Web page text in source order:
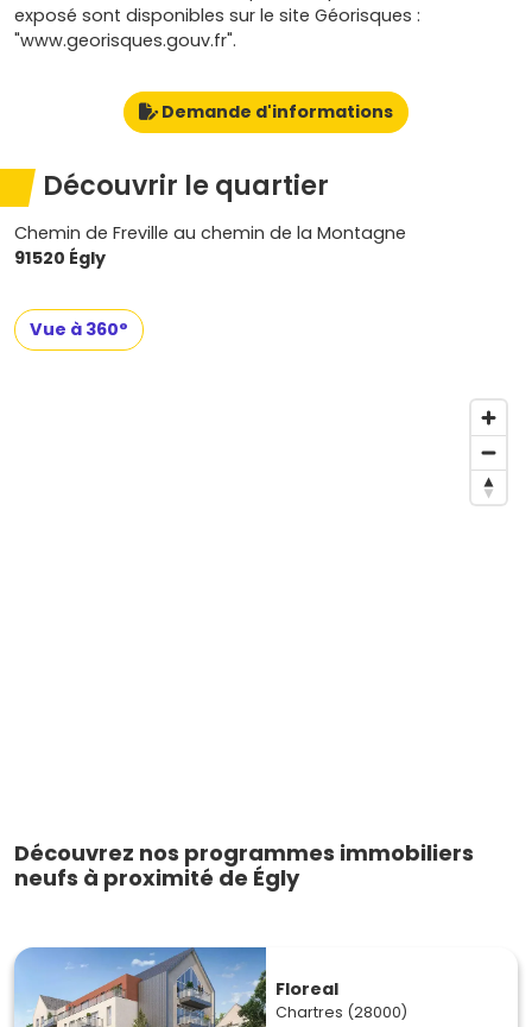
exposé sont disponibles sur le site Géorisques :
"www.georisques.gouv.fr".
Demande d'informations
Découvrir le quartier
Chemin de Freville au chemin de la Montagne
91520 Égly
Vue à 360°
Découvrez nos programmes immobiliers
neufs à proximité de Égly
Floreal
Chartres (28000)